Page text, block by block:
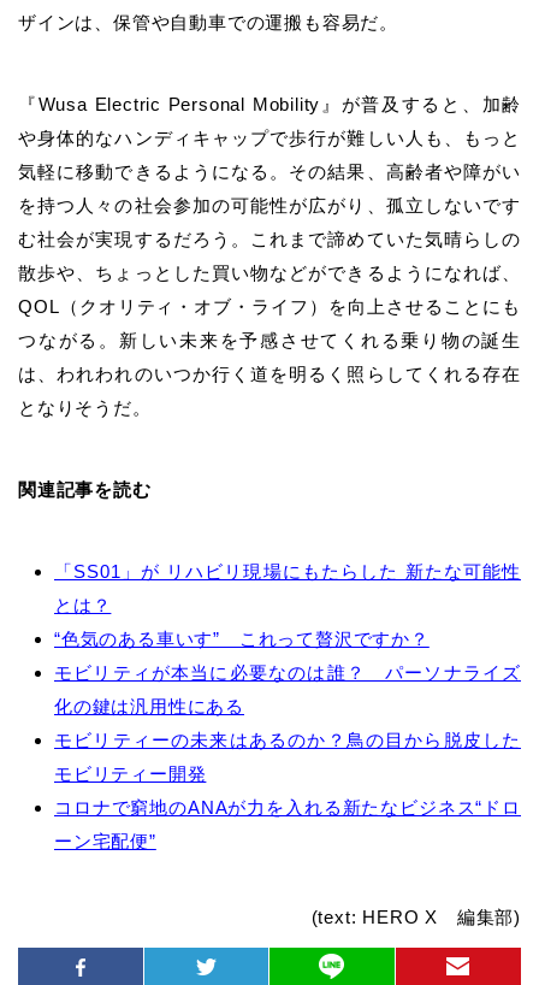
ザインは、保管や自動車での運搬も容易だ。
『Wusa Electric Personal Mobility』が普及すると、加齢
や身体的なハンディキャップで歩行が難しい人も、もっと
気軽に移動できるようになる。その結果、高齢者や障がい
を持つ人々の社会参加の可能性が広がり、孤立しないです
む社会が実現するだろう。これまで諦めていた気晴らしの
散歩や、ちょっとした買い物などができるようになれば、
QOL（クオリティ・オブ・ライフ）を向上させることにも
つながる。新しい未来を予感させてくれる乗り物の誕生
は、われわれのいつか行く道を明るく照らしてくれる存在
となりそうだ。
関連記事を読む
「SS01」が リハビリ現場にもたらした 新たな可能性
とは？
“色気のある車いす” これって贅沢ですか？
モビリティが本当に必要なのは誰？ パーソナライズ
化の鍵は汎用性にある
モビリティーの未来はあるのか？鳥の目から脱皮した
モビリティー開発
コロナで窮地のANAが力を入れる新たなビジネス“ドロ
ーン宅配便”
(text: HERO X 編集部)